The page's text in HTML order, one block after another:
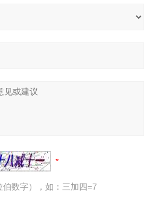
数字），如：三加四=7